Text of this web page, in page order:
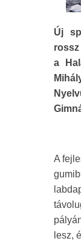
Új
a
A
lesz,